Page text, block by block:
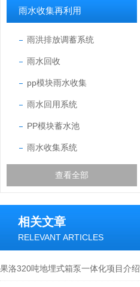
雨水收集再利用
雨洪排放调蓄系统
雨水回收
pp模块雨水收集
雨水回用系统
PP模块蓄水池
雨水收集系统
查看全部
相关文章
RELEVANT ARTICLES
果洛320吨地埋式箱泵一体化项目介绍